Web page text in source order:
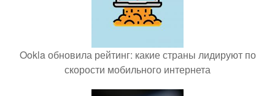
Ookla обновила рейтинг: какие страны лидируют по
скорости мобильного интернета